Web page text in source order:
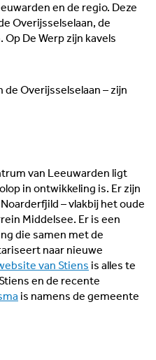
en de regio. Deze
Overijsselselaan, de
De Werp zijn kavels
de Overijsselselaan – zijn
van Leeuwarden ligt
in ontwikkeling is. Er zijn
– vlakbij het oude
Middelsee. Er is een
die samen met de
naar nieuwe
van Stiens is alles te
en de recente
is namens de gemeente